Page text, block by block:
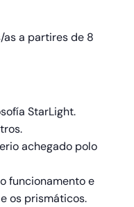
as a partires de 8
StarLight.
achegado polo
funcionamento e
os prismáticos.